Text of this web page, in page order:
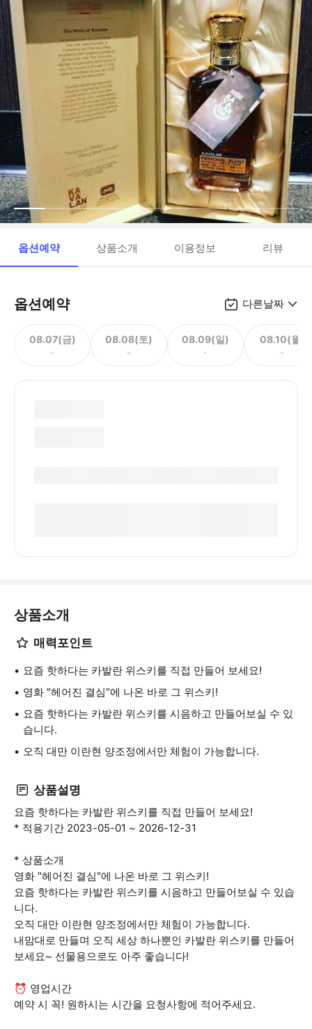
옵션예약 상품소개 이용정보 리뷰
옵션예약 다른날짜
08.07(금)
-
08.08(토)
-
08.09(일)
-
08.10(월)
-
상품소개
매력포인트
요즘 핫하다는 카발란 위스키를 직접 만들어 보세요!
영화 "헤어진 결심"에 나온 바로 그 위스키!
요즘 핫하다는 카발란 위스키를 시음하고 만들어보실 수 있
습니다.
오직 대만 이란현 양조정에서만 체험이 가능합니다.
상품설명
요즘 핫하다는 카발란 위스키를 직접 만들어 보세요!
* 적용기간 2023-05-01 ~ 2026-12-31
* 상품소개
영화 "헤어진 결심"에 나온 바로 그 위스키!
요즘 핫하다는 카발란 위스키를 시음하고 만들어보실 수 있습
니다.
오직 대만 이란현 양조정에서만 체험이 가능합니다.
내맘대로 만들며 오직 세상 하나뿐인 카발란 위스키를 만들어
보세요~ 선물용으로도 아주 좋습니다!
⏰ 영업시간
예약 시 꼭! 원하시는 시간을 요청사항에 적어주세요.